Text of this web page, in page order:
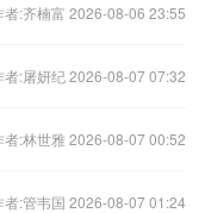
者:齐楠富 2026-08-06 23:55
者:屠妍纪 2026-08-07 07:32
者:林世雅 2026-08-07 00:52
者:管韦国 2026-08-07 01:24